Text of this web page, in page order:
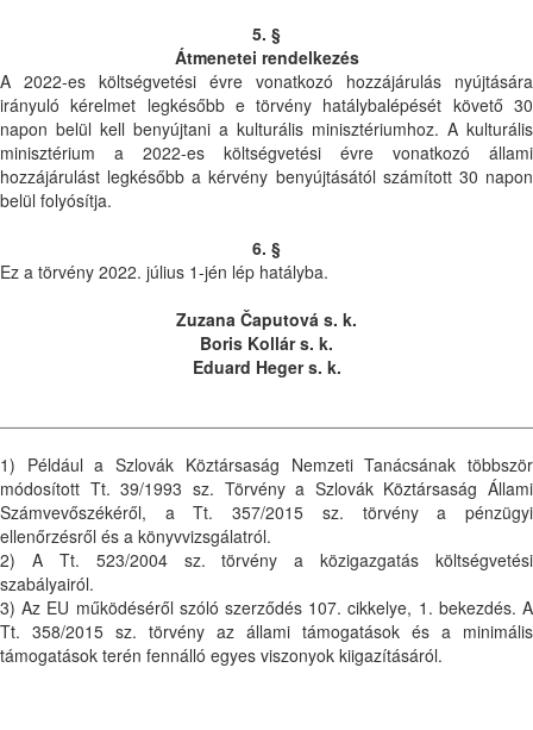
5. §
Átmenetei rendelkezés
A 2022-es költségvetési évre vonatkozó hozzájárulás nyújtására
irányuló kérelmet legkésőbb e törvény hatálybalépését követő 30
napon belül kell benyújtani a kulturális minisztériumhoz. A kulturális
minisztérium a 2022-es költségvetési évre vonatkozó állami
hozzájárulást legkésőbb a kérvény benyújtásától számított 30 napon
belül folyósítja.
6. §
Ez a törvény 2022. július 1-jén lép hatályba.
Zuzana Čaputová s. k.
Boris Kollár s. k.
Eduard Heger s. k.
1) Például a Szlovák Köztársaság Nemzeti Tanácsának többször
módosított Tt. 39/1993 sz. Törvény a Szlovák Köztársaság Állami
Számvevőszékéről, a Tt. 357/2015 sz. törvény a pénzügyi
ellenőrzésről és a könyvvizsgálatról.
2) A Tt. 523/2004 sz. törvény a közigazgatás költségvetési
szabályairól.
3) Az EU működéséről szóló szerződés 107. cikkelye, 1. bekezdés. A
Tt. 358/2015 sz. törvény az állami támogatások és a minimális
támogatások terén fennálló egyes viszonyok kiigazításáról.